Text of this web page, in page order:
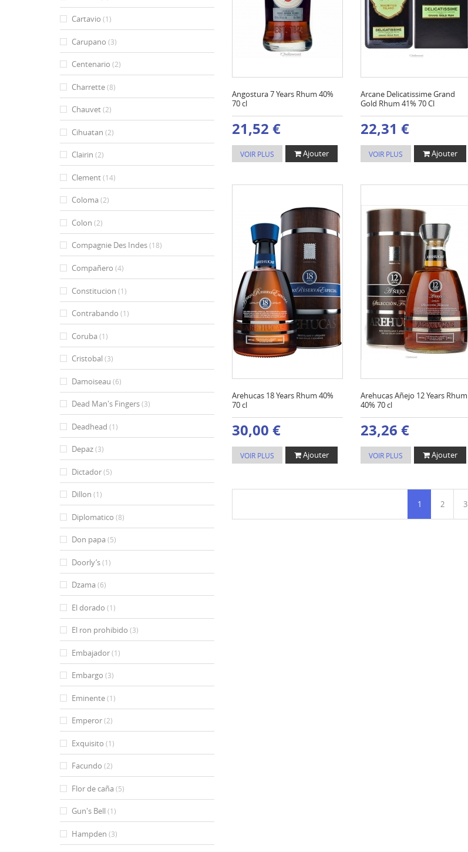
Cartavio (1)
Carupano (3)
Centenario (2)
Charrette(8)
Chauvet(2)
Cihuatan (2)
Clairin (2)
Clement(14)
Coloma (2)
Colon (2)
Compagnie Des Indes(18)
Compañero (4)
Constitucion (1)
Contrabando (1)
Coruba (1)
Cristobal (3)
Damoiseau (6)
Dead Man's Fingers(3)
Deadhead (1)
Depaz(3)
Dictador(5)
Dillon (1)
Diplomatico (8)
Don papa (5)
Doorly’s(1)
Dzama (6)
El dorado (1)
El ron prohibido (3)
Embajador(1)
Embargo (3)
Eminente(1)
Emperor(2)
Exquisito (1)
Facundo (2)
Flor de caña (5)
Gun's Bell (1)
Hampden (3)
Angostura 7 Years Rhum 40%
70 cl
21,52 €
VOIR PLUS Ajouter
Arcane Delicatissime Grand
Gold Rhum 41% 70 Cl
22,31 €
VOIR PLUS Ajouter
Arehucas 18 Years Rhum 40%
70 cl
30,00 €
VOIR PLUS Ajouter
Arehucas Añejo 12 Years Rhum
40% 70 cl
23,26 €
VOIR PLUS Ajouter
1 2 3